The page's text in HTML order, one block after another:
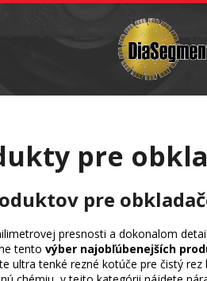
Brúsne telieska a sochárske
pre
pre
presnosti a dokonalom
tento výber najobľúbenejších
ultra tenké rezné kotúče pre čistý